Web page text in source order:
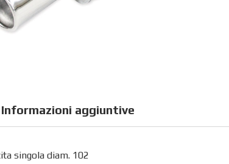
Informazioni aggiuntive
singola diam. 102